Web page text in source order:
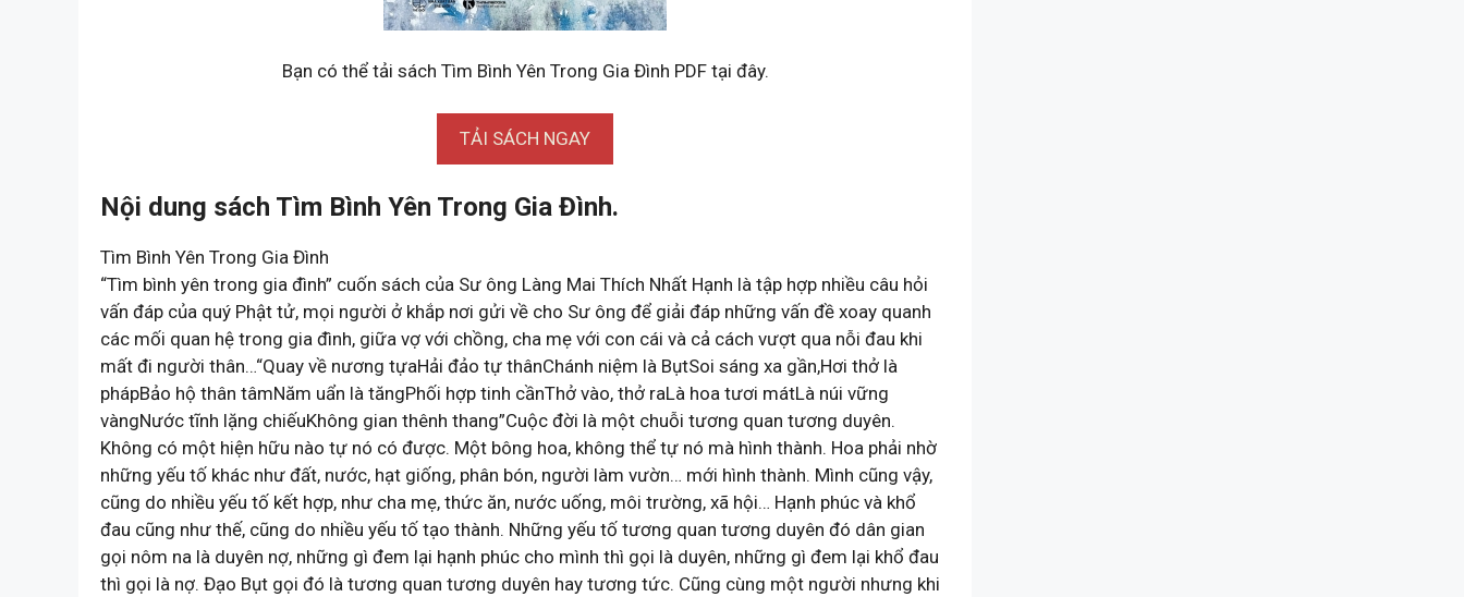
Bạn có thể tải sách Tìm Bình Yên Trong Gia Đình PDF tại đây.
TẢI SÁCH NGAY
Nội dung sách Tìm Bình Yên Trong Gia Đình.
Tìm Bình Yên Trong Gia Đình
“Tìm bình yên trong gia đình” cuốn sách của Sư ông Làng Mai Thích Nhất Hạnh là tập hợp nhiều câu hỏi
vấn đáp của quý Phật tử, mọi người ở khắp nơi gửi về cho Sư ông để giải đáp những vấn đề xoay quanh
các mối quan hệ trong gia đình, giữa vợ với chồng, cha mẹ với con cái và cả cách vượt qua nỗi đau khi
mất đi người thân…“Quay về nương tựaHải đảo tự thânChánh niệm là BụtSoi sáng xa gần,Hơi thở là
phápBảo hộ thân tâmNăm uẩn là tăngPhối hợp tinh cầnThở vào, thở raLà hoa tươi mátLà núi vững
vàngNước tĩnh lặng chiếuKhông gian thênh thang”Cuộc đời là một chuỗi tương quan tương duyên.
Không có một hiện hữu nào tự nó có được. Một bông hoa, không thể tự nó mà hình thành. Hoa phải nhờ
những yếu tố khác như đất, nước, hạt giống, phân bón, người làm vườn… mới hình thành. Mình cũng vậy,
cũng do nhiều yếu tố kết hợp, như cha mẹ, thức ăn, nước uống, môi trường, xã hội… Hạnh phúc và khổ
đau cũng như thế, cũng do nhiều yếu tố tạo thành. Những yếu tố tương quan tương duyên đó dân gian
gọi nôm na là duyên nợ, những gì đem lại hạnh phúc cho mình thì gọi là duyên, những gì đem lại khổ đau
thì gọi là nợ. Đạo Bụt gọi đó là tương quan tương duyên hay tương tức. Cũng cùng một người nhưng khi